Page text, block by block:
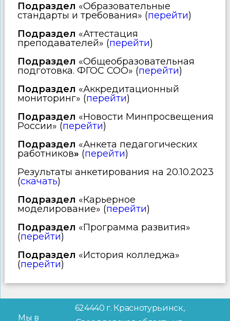
Подраздел «Образовательные
стандарты и требования» (перейти)
Подраздел «Аттестация
преподавателей» (перейти)
Подраздел «Общеобразовательная
подготовка. ФГОС СОО» (перейти)
Подраздел «Аккредитационный
мониторинг» (перейти)
Подраздел «Новости Минпросвещения
России» (перейти)
Подраздел «Анкета педагогических
работников» (перейти)
Результаты анкетирования на 20.10.2023
(скачать)
Подраздел «Карьерное
моделирование» (перейти)
Подраздел «Программа развития»
(перейти)
Подраздел «История колледжа»
(перейти)
Мы в
624440 г. Краснотурьинск,